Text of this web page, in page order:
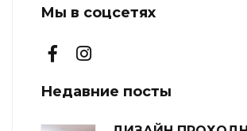
Мы в соцсетях
Недавние посты